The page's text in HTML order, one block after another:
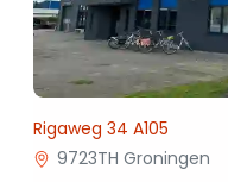
Rigaweg 34 A105
9723TH Groningen